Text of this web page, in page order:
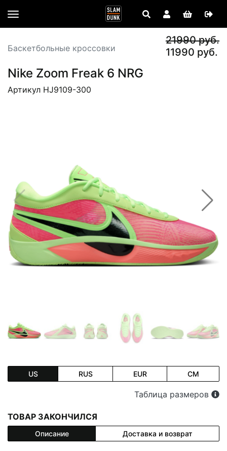
Баскетбольные кроссовки
21990 руб.
11990 руб.
Nike Zoom Freak 6 NRG
Артикул HJ9109-300
US RUS EUR CM
Таблица размеров
ТОВАР ЗАКОНЧИЛСЯ
Описание Доставка и возврат